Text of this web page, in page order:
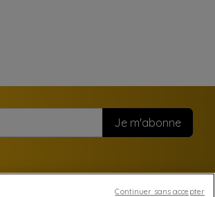
Continuer sans accepter